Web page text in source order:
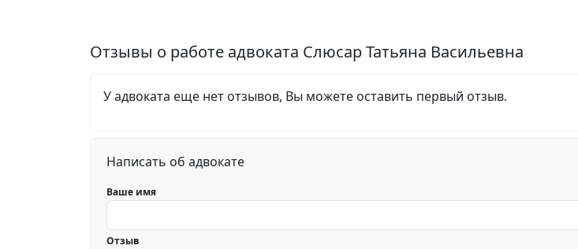
Отзывы о работе адвоката Слюсар Татьяна Васильевна
У адвоката еще нет отзывов, Вы можете оставить первый отзыв.
Написать об адвокате
Ваше имя
Отзыв